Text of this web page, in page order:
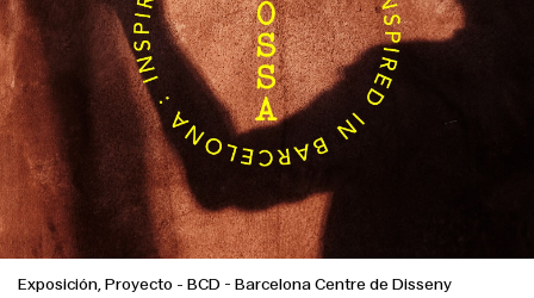
Contacto
Exposición, Proyecto - BCD - Barcelona Centre de Disseny